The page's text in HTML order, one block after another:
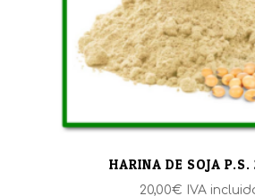
HARINA DE SOJA P.S.
20,00€ IVA